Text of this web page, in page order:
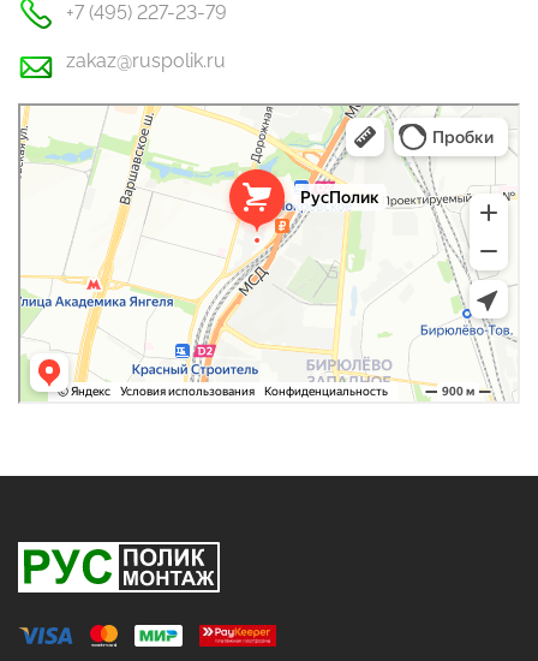
+7 (495) 227-23-79
zakaz@ruspolik.ru
РусПолик
Оргстекло, поликарбонат в Москве
Строительные и отделочные работы в Москве